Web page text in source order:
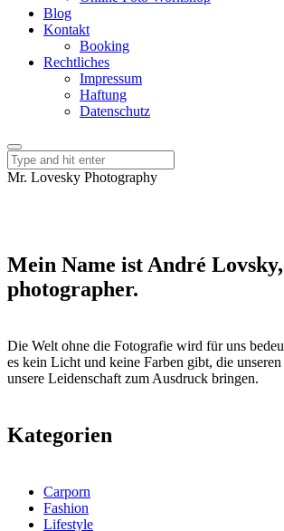
Blog
Kontakt
Booking
Rechtliches
Impressum
Haftung
Datenschutz
Mr. Lovesky Photography
Mein Name ist André
photographer.
Die Welt ohne die Fotografie wird für uns
es kein Licht und keine Farben gibt, die
unsere Leidenschaft zum Ausdruck bringen.
Kategorien
Carporn
Fashion
Lifestyle